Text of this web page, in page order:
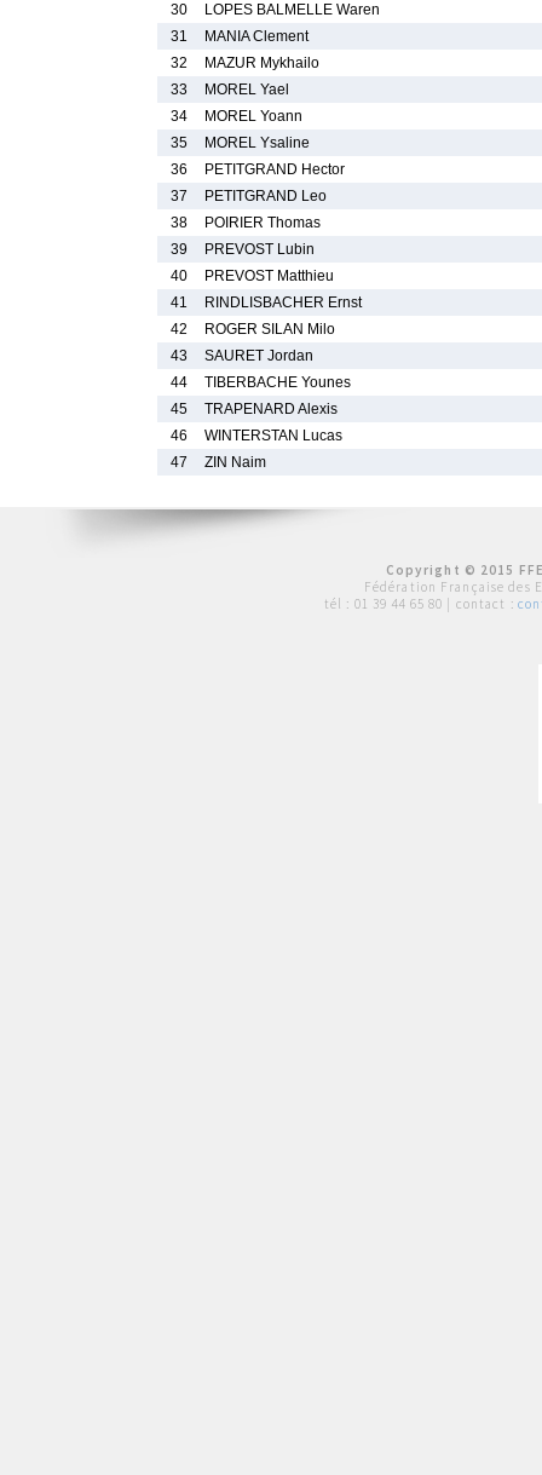
30
LOPES BALMELLE Waren
31
MANIA Clement
32
MAZUR Mykhailo
33
MOREL Yael
34
MOREL Yoann
35
MOREL Ysaline
36
PETITGRAND Hector
37
PETITGRAND Leo
38
POIRIER Thomas
39
PREVOST Lubin
40
PREVOST Matthieu
41
RINDLISBACHER Ernst
42
ROGER SILAN Milo
43
SAURET Jordan
44
TIBERBACHE Younes
45
TRAPENARD Alexis
46
WINTERSTAN Lucas
47
ZIN Naim
Copyright © 2015
Fédération Française des
tél : 01 39 44 65 80 | contact :